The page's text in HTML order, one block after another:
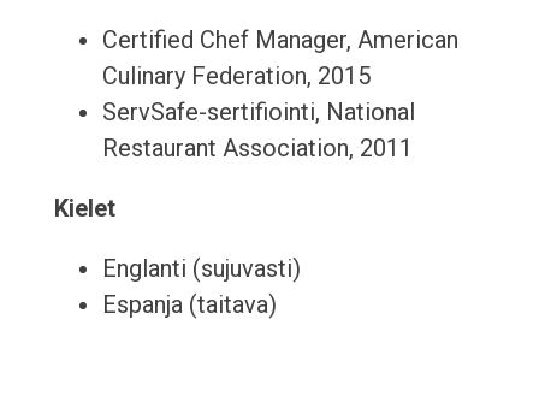
Certified Chef Manager, American
Culinary Federation, 2015
ServSafe-sertifiointi, National
Restaurant Association, 2011
Kielet
Englanti (sujuvasti)
Espanja (taitava)